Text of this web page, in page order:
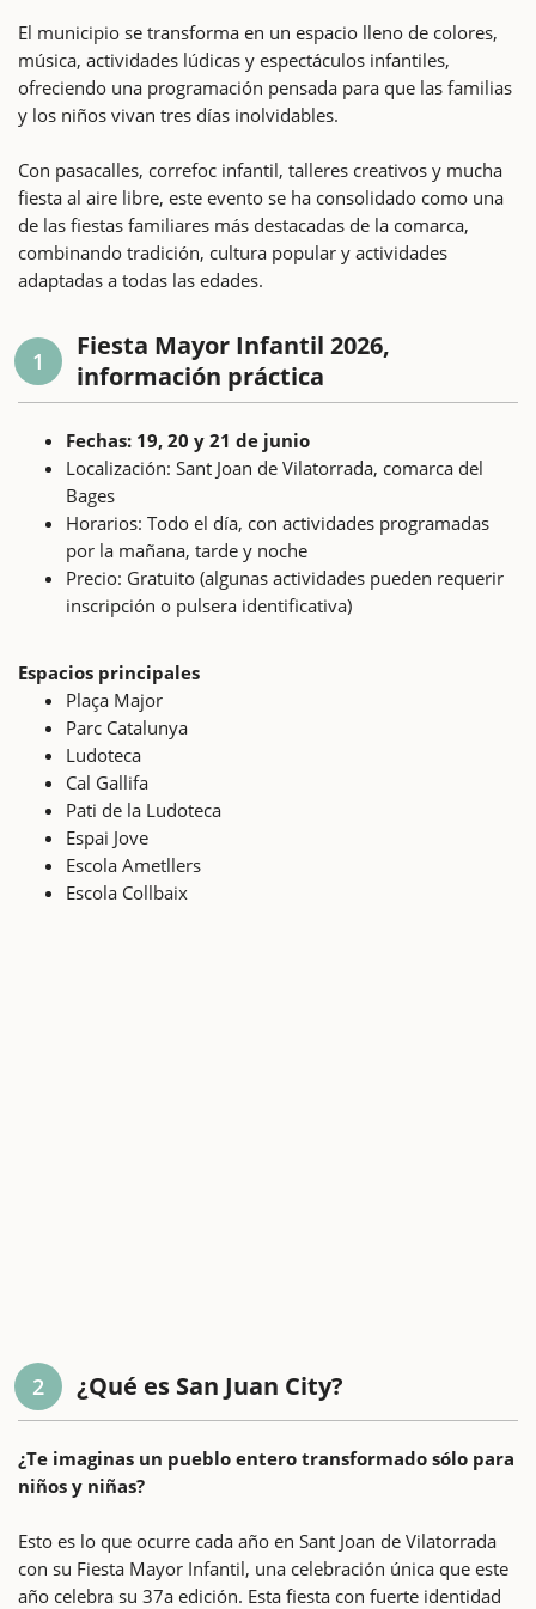
El municipio se transforma en un espacio lleno de colores,
música, actividades lúdicas y espectáculos infantiles,
ofreciendo una programación pensada para que las familias
y los niños vivan tres días inolvidables.
Con pasacalles, correfoc infantil, talleres creativos y mucha
fiesta al aire libre, este evento se ha consolidado como una
de las fiestas familiares más destacadas de la comarca,
combinando tradición, cultura popular y actividades
adaptadas a todas las edades.
1
Fiesta Mayor Infantil 2026,
información práctica
Fechas: 19, 20 y 21 de junio
Localización: Sant Joan de Vilatorrada, comarca del
Bages
Horarios: Todo el día, con actividades programadas
por la mañana, tarde y noche
Precio: Gratuito (algunas actividades pueden requerir
inscripción o pulsera identificativa)
Espacios principales
Plaça Major
Parc Catalunya
Ludoteca
Cal Gallifa
Pati de la Ludoteca
Espai Jove
Escola Ametllers
Escola Collbaix
2 ¿Qué es San Juan City?
¿Te imaginas un pueblo entero transformado sólo para
niños y niñas?
Esto es lo que ocurre cada año en Sant Joan de Vilatorrada
con su Fiesta Mayor Infantil, una celebración única que este
año celebra su 37a edición. Esta fiesta con fuerte identidad